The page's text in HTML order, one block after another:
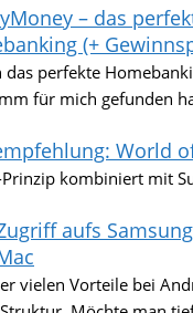
– das
(+
das perfekte
für mich gefunden
World
kombiniert mit
aufs
vielen Vorteile bei